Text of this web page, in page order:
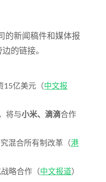
的新闻稿件和媒体报
的链接。
15亿美元（中文报
将与小米、 滴滴合作
混合所有制改革（港
略合作（中文报道）